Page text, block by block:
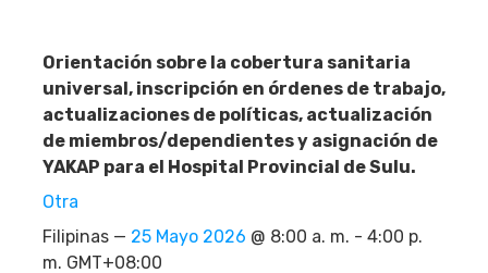
Orientación sobre la cobertura sanitaria
universal, inscripción en órdenes de trabajo,
actualizaciones de políticas, actualización
de miembros/dependientes y asignación de
YAKAP para el Hospital Provincial de Sulu.
Otra
Filipinas — 25 Mayo 2026 @ 8:00 a. m. - 4:00 p.
m. GMT+08:00